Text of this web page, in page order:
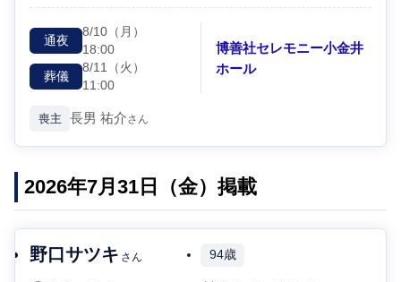
通夜
8/10 （月）
18:00
葬儀
8/11 （火）
11:00
博善社セレモニー小金井
ホール
喪主 長男 祐介さん
2026年7月31日（金）掲載
野口サツキ さん 94歳